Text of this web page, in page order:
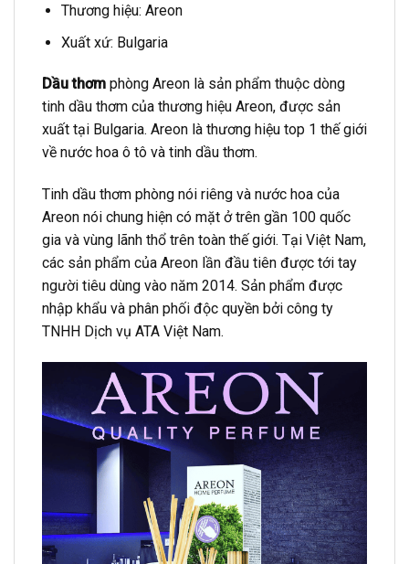
Thương hiệu: Areon
Xuất xứ: Bulgaria
Dầu thơm phòng Areon là sản phẩm thuộc dòng
tinh dầu thơm của thương hiệu Areon, được sản
xuất tại Bulgaria. Areon là thương hiệu top 1 thế giới
về nước hoa ô tô và tinh dầu thơm.
Tinh dầu thơm phòng nói riêng và nước hoa của
Areon nói chung hiện có mặt ở trên gần 100 quốc
gia và vùng lãnh thổ trên toàn thế giới. Tại Việt Nam,
các sản phẩm của Areon lần đầu tiên được tới tay
người tiêu dùng vào năm 2014. Sản phẩm được
nhập khẩu và phân phối độc quyền bởi công ty
TNHH Dịch vụ ATA Việt Nam.